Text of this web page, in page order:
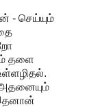
- செய்யும்
தளை